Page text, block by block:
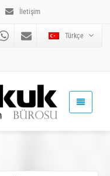
İletişim
Türkçe